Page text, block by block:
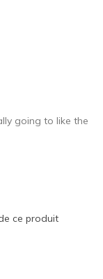
going to like the
ce produit